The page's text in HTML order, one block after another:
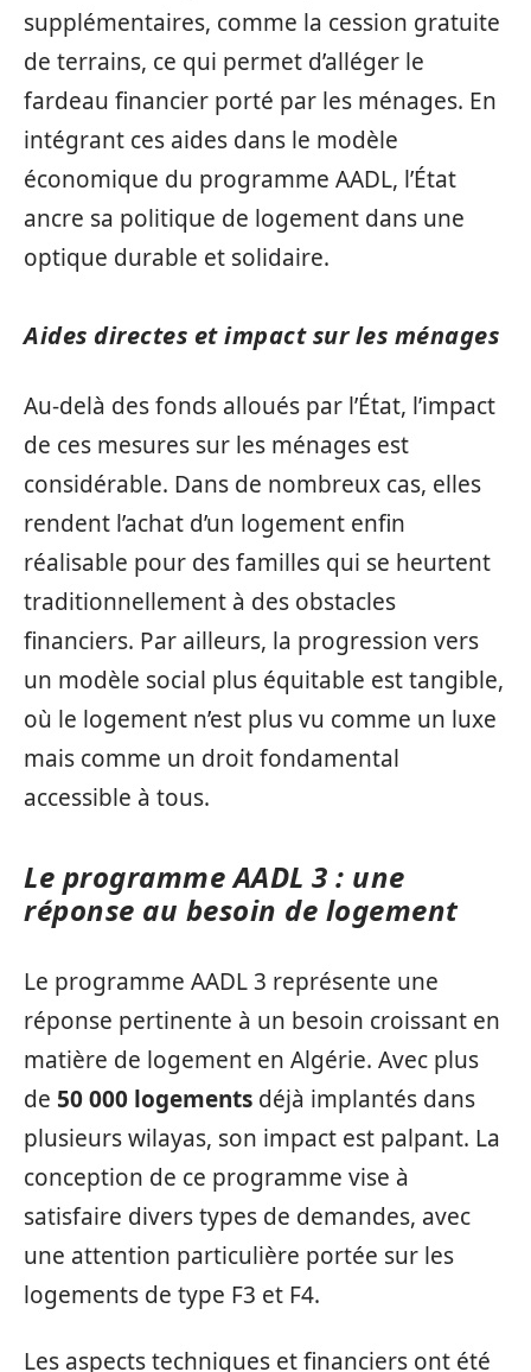
supplémentaires, comme la cession gratuite
de terrains, ce qui permet d’alléger le
fardeau financier porté par les ménages. En
intégrant ces aides dans le modèle
économique du programme AADL, l’État
ancre sa politique de logement dans une
optique durable et solidaire.
Aides directes et impact sur les ménages
Au-delà des fonds alloués par l’État, l’impact
de ces mesures sur les ménages est
considérable. Dans de nombreux cas, elles
rendent l’achat d’un logement enfin
réalisable pour des familles qui se heurtent
traditionnellement à des obstacles
financiers. Par ailleurs, la progression vers
un modèle social plus équitable est tangible,
où le logement n’est plus vu comme un luxe
mais comme un droit fondamental
accessible à tous.
Le programme AADL 3 : une
réponse au besoin de logement
Le programme AADL 3 représente une
réponse pertinente à un besoin croissant en
matière de logement en Algérie. Avec plus
de 50 000 logements déjà implantés dans
plusieurs wilayas, son impact est palpant. La
conception de ce programme vise à
satisfaire divers types de demandes, avec
une attention particulière portée sur les
logements de type F3 et F4.
Les aspects techniques et financiers ont été